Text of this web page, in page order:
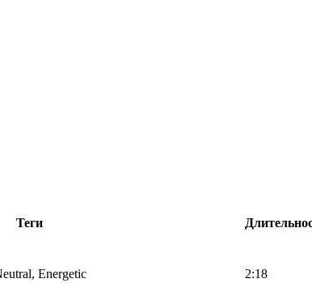
Теги
Energetic 2:18